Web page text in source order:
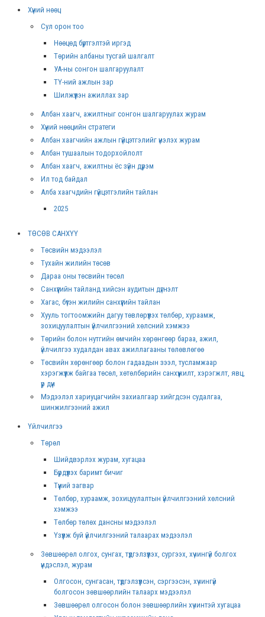
Хүний нөөц
Сул орон тоо
Нөөцөд бүртгэлтэй иргэд
Төрийн албаны тусгай шалгалт
УА-ны сонгон шалгаруулалт
ТҮ-ний ажлын зар
Шилжүүлэн ажиллах зар
Албан хаагч, ажилтныг сонгон шалгаруулах журам
Хүний нөөцийн стратеги
Албан хаагчийн ажлын гүйцэтгэлийг үнэлэх журам
Албан тушаалын тодорхойлолт
Албан хаагч, ажилтны ёс зүйн дүрэм
Ил тод байдал
Алба хаагчдийн гүйцэтгэлийн тайлан
2025
ТӨСӨВ САНХҮҮ
Төсвийн мэдээлэл
Тухайн жилийн төсөв
Дараа оны төсвийн төсөл
Санхүүгийн тайланд хийсэн аудитын дүгнэлт
Хагас, бүтэн жилийн санхүүгийн тайлан
Хууль тогтоомжийн дагуу төвлөрүүлэх төлбөр, хураамж,
зохицуулалтын үйлчилгээний хөлсний хэмжээ
Төрийн болон нутгийн өмчийн хөрөнгөөр бараа, ажил,
үйлчилгээ худалдан авах ажиллагааны төлөвлөгөө
Төсвийн хөрөнгөөр болон гадаадын зээл, тусламжаар
хэрэгжүүлж байгаа төсөл, хөтөлбөрийн санхүүжилт, хэрэгжлт, явц,
үр дүн
Мэдээлэл хариуцагчийн захиалгаар хийгдсэн судалгаа,
шинжилгээний ажил
Үйлчилгээ
Төрөл
Шийдвэрлэх журам, хугацаа
Бүрдүүлэх баримт бичиг
Түүний загвар
Төлбөр, хураамж, зохицуулалтын үйлчилгээний хөлсний
хэмжээ
Төлбөр төлөх дансны мэдээлэл
Үзүүлж буй үйлчилгээний талаарах мэдээлэл
Зөвшөөрөл олгох, сунгах, түдгэлзүүлэх, сургээх, хүчингүй болгох
үндэслэл, журам
Олгосон, сунгасан, түдгэлзүүлсэн, сэргээсэн, хүчингүй
болгосон зөвшөөрлийн талаарх мэдээлэл
Зөвшөөрөл олгосон болон зөвшөөрлийн хүчинтэй хугацаа